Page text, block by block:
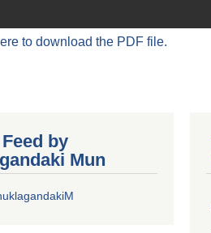
to download the PDF file.
by
Mun